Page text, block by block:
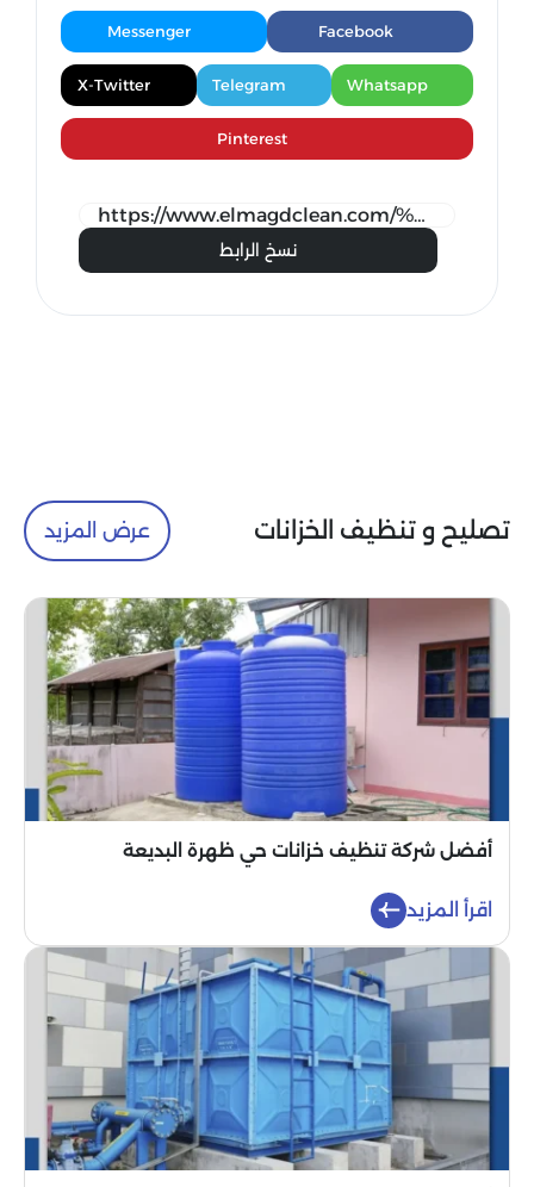
Facebook
Messenger
Whatsapp
Telegram
X-Twitter
Pinterest
نسخ الرابط
تصليح و تنظيف الخزانات عرض المزيد
أفضل شركة تنظيف خزانات حي ظهرة البديعة
اقرأ المزيد